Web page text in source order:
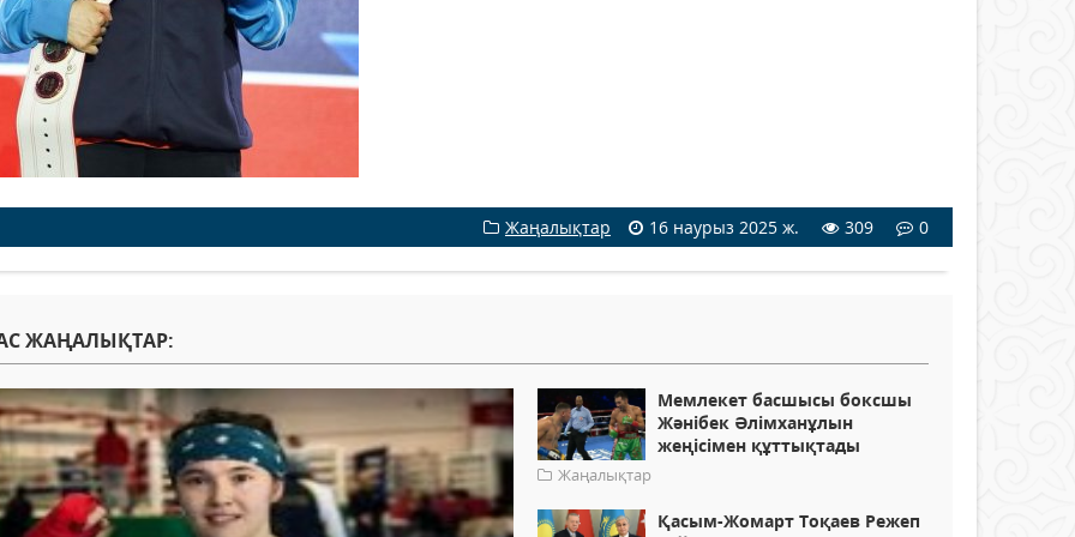
Жаңалықтар 16 наурыз 2025 ж. 309 0
ЖАҢАЛЫҚТАР:
Мемлекет басшысы боксшы
Жәнібек Әлімханұлын
жеңісімен құттықтады
Жаңалықтар
Қасым-Жомарт Тоқаев Режеп